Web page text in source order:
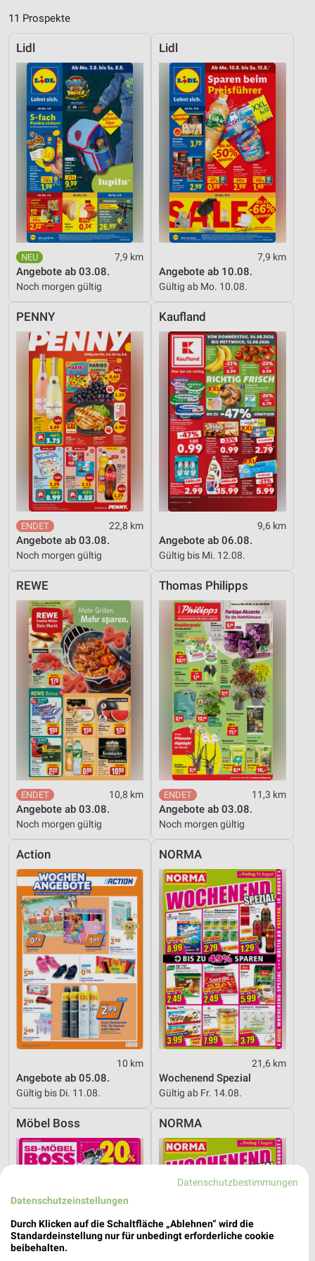
11 Prospekte
Lidl
7,9 km
Angebote ab 03.08.
Noch morgen gültig
Lidl
7,9 km
Angebote ab 10.08.
Gültig ab Mo. 10.08.
PENNY
22,8 km
Angebote ab 03.08.
Noch morgen gültig
Kaufland
9,6 km
Angebote ab 06.08.
Gültig bis Mi. 12.08.
REWE
10,8 km
Angebote ab 03.08.
Noch morgen gültig
Thomas Philipps
11,3 km
Angebote ab 03.08.
Noch morgen gültig
Action
10 km
Angebote ab 05.08.
Gültig bis Di. 11.08.
NORMA
21,6 km
Wochenend Spezial
Gültig ab Fr. 14.08.
Möbel Boss NORMA
Datenschutzbestimmungen
Datenschutzeinstellungen
Durch Klicken auf die Schaltfläche „Ablehnen“ wird die
Standardeinstellung nur für unbedingt erforderliche cookie
beibehalten.